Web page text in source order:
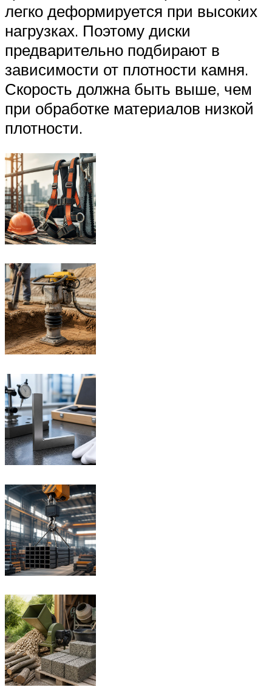
легко деформируется при высоких
нагрузках. Поэтому диски
предварительно подбирают в
зависимости от плотности камня.
Скорость должна быть выше, чем
при обработке материалов низкой
плотности.